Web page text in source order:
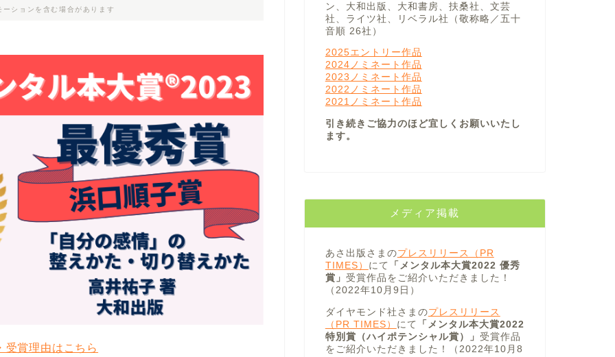
ーションを含む場合があります
受賞理由はこちら
ン、大和出版、大和書房、扶桑社、文芸
社、ライツ社、リベラル社（敬称略／五十
音順 26社）
2025エントリー作品
2024ノミネート作品
2023ノミネート作品
2022ノミネート作品
2021ノミネート作品
引き続きご協力のほど宜しくお願いいたし
ます。
メディア掲載
あさ出版さまのプレスリリース（PR
TIMES） にて
「メンタル本大賞2022 優秀
賞」 受賞作品をご紹介いただきました！
（2022年10月9日）
ダイヤモンド社さまのプレスリリース
（PR TIMES） にて
「メンタル本大賞2022
特別賞（ハイポテンシャル賞）」 受賞作品
をご紹介いただきました！（2022年10月8